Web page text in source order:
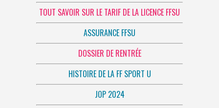
TOUT SAVOIR SUR LE TARIF DE LA LICENCE FFSU
ASSURANCE FFSU
DOSSIER DE RENTRÉE
HISTOIRE DE LA FF SPORT U
JOP 2024